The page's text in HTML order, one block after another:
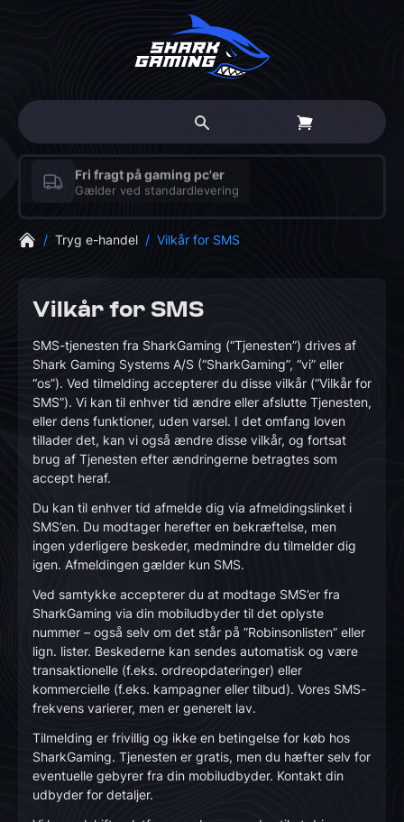
Fri fragt på gaming pc'er
Gælder ved standardlevering
/ Tryg e-handel / Vilkår for SMS
Vilkår for SMS
SMS-tjenesten fra SharkGaming (“Tjenesten”) drives af
Shark Gaming Systems A/S (“SharkGaming”, “vi” eller
“os”). Ved tilmelding accepterer du disse vilkår (“Vilkår for
SMS”). Vi kan til enhver tid ændre eller afslutte Tjenesten,
eller dens funktioner, uden varsel. I det omfang loven
tillader det, kan vi også ændre disse vilkår, og fortsat
brug af Tjenesten efter ændringerne betragtes som
accept heraf.
Du kan til enhver tid afmelde dig via afmeldingslinket i
SMS’en. Du modtager herefter en bekræftelse, men
ingen yderligere beskeder, medmindre du tilmelder dig
igen. Afmeldingen gælder kun SMS.
Ved samtykke accepterer du at modtage SMS’er fra
SharkGaming via din mobiludbyder til det oplyste
nummer – også selv om det står på ”Robinsonlisten” eller
lign. lister. Beskederne kan sendes automatisk og være
transaktionelle (f.eks. ordreopdateringer) eller
kommercielle (f.eks. kampagner eller tilbud). Vores SMS-
frekvens varierer, men er generelt lav.
Tilmelding er frivillig og ikke en betingelse for køb hos
SharkGaming. Tjenesten er gratis, men du hæfter selv for
eventuelle gebyrer fra din mobiludbyder. Kontakt din
udbyder for detaljer.